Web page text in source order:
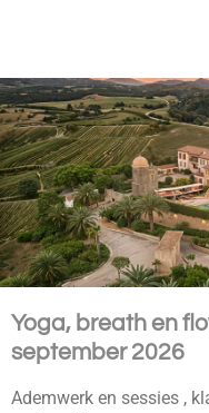
naar
de
hoofdinhoud
Yoga, breath en
september 2026
Ademwerk en sessies ,